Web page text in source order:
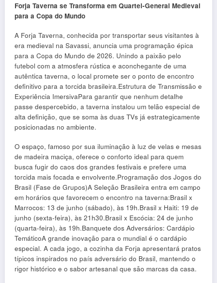
Forja Taverna se Transforma em Quartel-General Medieval
para a Copa do Mundo
A Forja Taverna, conhecida por transportar seus visitantes à
era medieval na Savassi, anuncia uma programação épica
para a Copa do Mundo de 2026. Unindo a paixão pelo
futebol com a atmosfera rústica e aconchegante de uma
autêntica taverna, o local promete ser o ponto de encontro
definitivo para a torcida brasileira.Estrutura de Transmissão e
Experiência ImersivaPara garantir que nenhum detalhe
passe despercebido, a taverna instalou um telão especial de
alta definição, que se soma às duas TVs já estrategicamente
posicionadas no ambiente.
O espaço, famoso por sua iluminação à luz de velas e mesas
de madeira maciça, oferece o conforto ideal para quem
busca fugir do caos dos grandes festivais e prefere uma
torcida mais focada e envolvente.Programação dos Jogos do
Brasil (Fase de Grupos)A Seleção Brasileira entra em campo
em horários que favorecem o encontro na taverna:Brasil x
Marrocos: 13 de junho (sábado), às 19h.Brasil x Haiti: 19 de
junho (sexta-feira), às 21h30.Brasil x Escócia: 24 de junho
(quarta-feira), às 19h.Banquete dos Adversários: Cardápio
TemáticoA grande inovação para o mundial é o cardápio
especial. A cada jogo, a cozinha da Forja apresentará pratos
típicos inspirados no país adversário do Brasil, mantendo o
rigor histórico e o sabor artesanal que são marcas da casa.